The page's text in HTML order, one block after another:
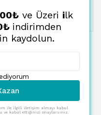
391.02 TL
ve Üzeri ilk
indirimden
kaydolun.
ile ilgili iletişim almayı kabul
ve kabul ettiğinizi onaylarsınız.